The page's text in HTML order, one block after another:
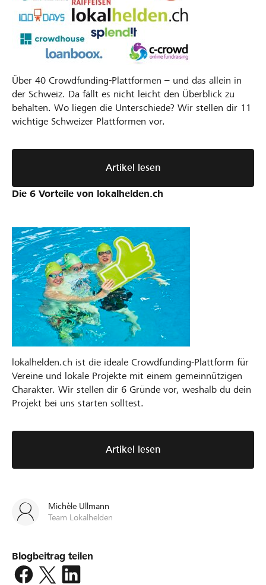
Über 40 Crowdfunding-Plattformen – und das allein in
der Schweiz. Da fällt es nicht leicht den Überblick zu
behalten. Wo liegen die Unterschiede? Wir stellen dir 11
wichtige Schweizer Plattformen vor.
Artikel lesen
Die 6 Vorteile von lokalhelden.ch
lokalhelden.ch ist die ideale Crowdfunding-Plattform für
Vereine und lokale Projekte mit einem gemeinnützigen
Charakter. Wir stellen dir 6 Gründe vor, weshalb du dein
Projekt bei uns starten solltest.
Artikel lesen
Michèle Ullmann
Team Lokalhelden
Blogbeitrag teilen